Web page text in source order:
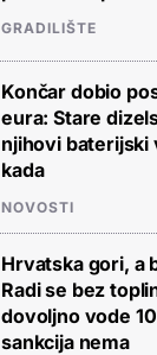
GRADILIŠTE
Končar dobio
eura: Stare
njihovi baterijski
kada
NOVOSTI
Hrvatska gori, a
Radi se bez
dovoljno vode
sankcija nema